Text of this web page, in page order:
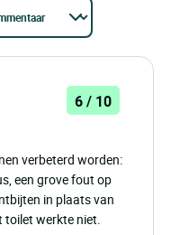
6 / 10
verbeterd worden:
een grove fout op
in plaats van
toilet werkte niet.